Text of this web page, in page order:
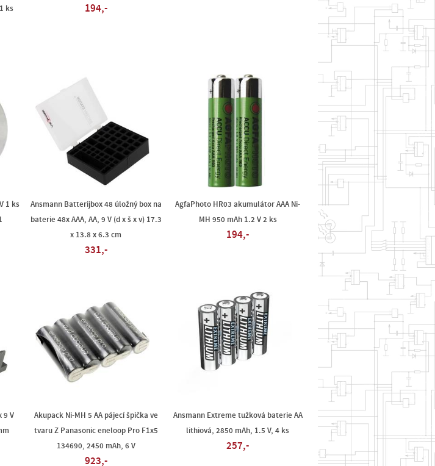
ks
194,-
1 ks
Ansmann Batterijbox 48 úložný box na
baterie 48x AAA, AA, 9 V (d x š x v) 17.3
x 13.8 x 6.3 cm
331,-
AgfaPhoto HR03 akumulátor AAA Ni-
MH 950 mAh 1.2 V 2 ks
194,-
9 V
Akupack Ni-MH 5 AA pájecí špička ve
tvaru Z Panasonic eneloop Pro F1x5
134690, 2450 mAh, 6 V
923,-
Ansmann Extreme tužková baterie AA
lithiová, 2850 mAh, 1.5 V, 4 ks
257,-